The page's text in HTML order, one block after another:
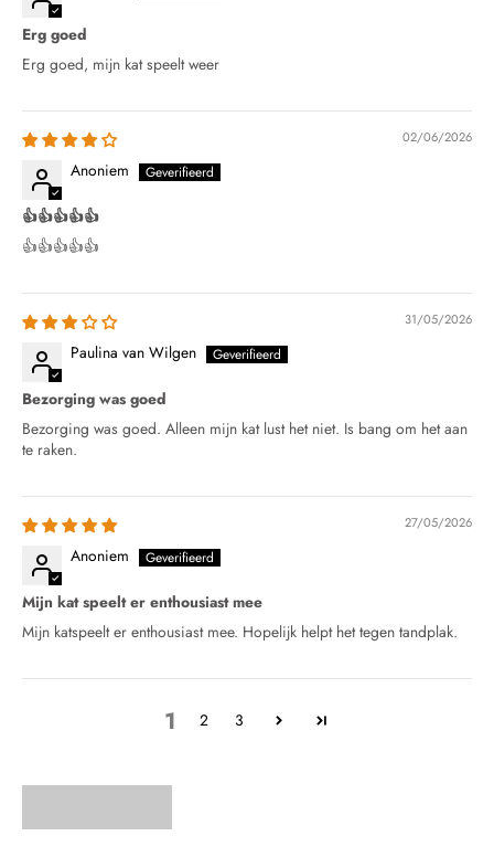
Erg goed
Erg goed, mijn kat speelt weer
02/06/2026
Anoniem
👍👍👍👍👍
👍👍👍👍👍
31/05/2026
Paulina van Wilgen
Bezorging was goed
Bezorging was goed. Alleen mijn kat lust het niet. Is bang om het aan
te raken.
27/05/2026
Anoniem
Mijn kat speelt er enthousiast mee
Mijn katspeelt er enthousiast mee. Hopelijk helpt het tegen tandplak.
1 2 3